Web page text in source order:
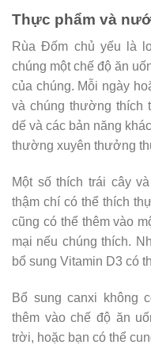
Thực phẩm và
Rùa Đốm chủ yếu là
chúng một chế độ ăn
của chúng. Mỗi ngày
và chúng thường thích
dế và các bản năng
thường xuyên thưởng
Một số thích trái cây
thậm chí có thể thích
cũng có thể thêm vào
mại nếu chúng thích.
bổ sung Vitamin D3 có
Bổ sung canxi không
thêm vào chế độ ăn
trời, hoặc bạn có thể